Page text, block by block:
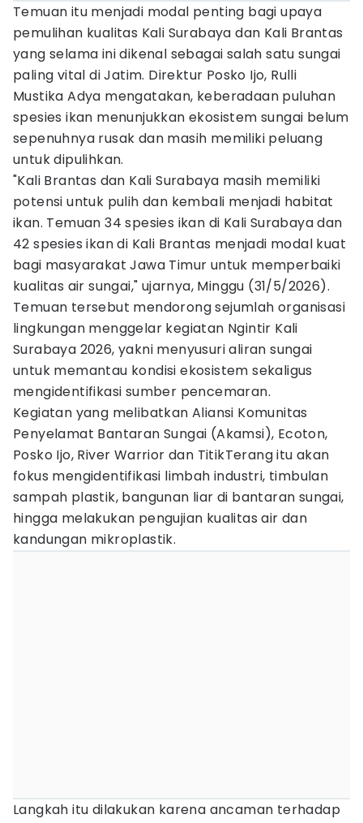
Temuan itu menjadi modal penting bagi upaya
pemulihan kualitas Kali Surabaya dan Kali Brantas
yang selama ini dikenal sebagai salah satu sungai
paling vital di Jatim. Direktur Posko Ijo, Rulli
Mustika Adya mengatakan, keberadaan puluhan
spesies ikan menunjukkan ekosistem sungai belum
sepenuhnya rusak dan masih memiliki peluang
untuk dipulihkan.
"Kali Brantas dan Kali Surabaya masih memiliki
potensi untuk pulih dan kembali menjadi habitat
ikan. Temuan 34 spesies ikan di Kali Surabaya dan
42 spesies ikan di Kali Brantas menjadi modal kuat
bagi masyarakat Jawa Timur untuk memperbaiki
kualitas air sungai," ujarnya, Minggu (31/5/2026).
Temuan tersebut mendorong sejumlah organisasi
lingkungan menggelar kegiatan Ngintir Kali
Surabaya 2026, yakni menyusuri aliran sungai
untuk memantau kondisi ekosistem sekaligus
mengidentifikasi sumber pencemaran.
Kegiatan yang melibatkan Aliansi Komunitas
Penyelamat Bantaran Sungai (Akamsi), Ecoton,
Posko Ijo, River Warrior dan TitikTerang itu akan
fokus mengidentifikasi limbah industri, timbulan
sampah plastik, bangunan liar di bantaran sungai,
hingga melakukan pengujian kualitas air dan
kandungan mikroplastik.
Langkah itu dilakukan karena ancaman terhadap